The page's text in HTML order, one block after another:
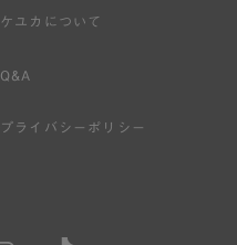
ケユカについて
Q&A
プライバシーポリシー